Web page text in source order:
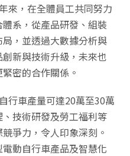
來，在全體員工共同努力
系，從產品研發、組裝
，並透過大數據分析與
新與技術升級，未來也
密的合作關係。
行車產量可達20萬至30萬
技術研發及勞工福利等
爭力，令人印象深刻。
動自行車產品及智慧化